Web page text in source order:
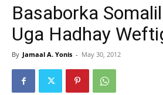
Basaborka
Uga Hadhay
By Jamaal A. Yonis - May 30, 2012